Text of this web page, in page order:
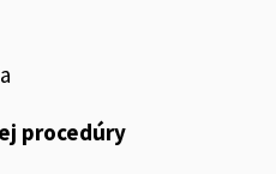
procedúry